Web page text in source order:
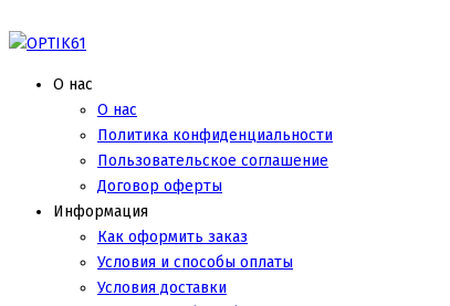
О нас
О нас
Политика конфиденциальности
Пользовательское соглашение
Договор оферты
Информация
Как оформить заказ
Условия и способы оплаты
Условия доставки